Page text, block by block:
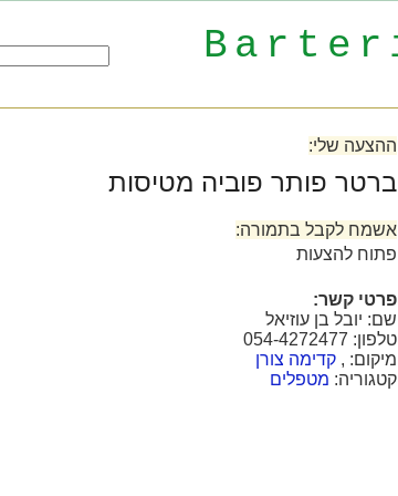
ההצעה שלי:
ברטר פותר פוביה מטיסות
אשמח לקבל בתמורה:
פתוח להצעות
פרטי קשר:
שם: יובל בן עוזיאל
טלפון: 054-4272477
מיקום: , קדימה צורן
קטגוריה: מטפלים